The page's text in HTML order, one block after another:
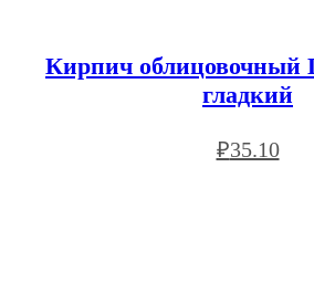
Кирпич облицовочный
гладкий
₽35.10